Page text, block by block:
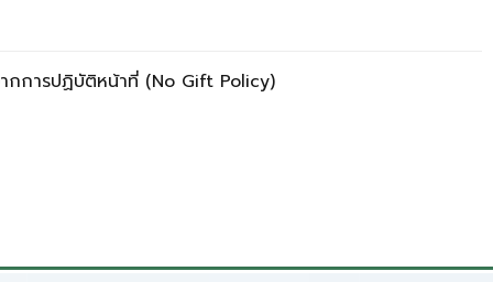
กการปฏิบัติหน้าที่ (No Gift Policy)